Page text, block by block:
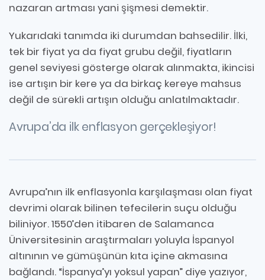
nazaran artması yani şişmesi demektir.
Yukarıdaki tanımda iki durumdan bahsedilir. İlki,
tek bir fiyat ya da fiyat grubu değil, fiyatların
genel seviyesi gösterge olarak alınmakta, ikincisi
ise artışın bir kere ya da birkaç kereye mahsus
değil de sürekli artışın olduğu anlatılmaktadır.
Avrupa’da ilk enflasyon gerçekleşiyor!
Avrupa’nın ilk enflasyonla karşılaşması olan fiyat
devrimi olarak bilinen tefecilerin suçu olduğu
biliniyor. 1550’den itibaren de Salamanca
Üniversitesinin araştırmaları yoluyla İspanyol
altınının ve gümüşünün kıta içine akmasına
bağlandı. “İspanya’yı yoksul yapan” diye yazıyor,